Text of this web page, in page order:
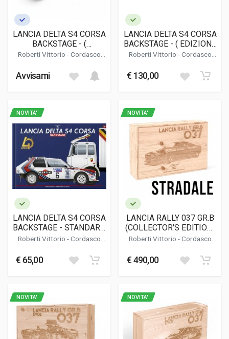
LANCIA DELTA S4 CORSA
BACKSTAGE - (
COLLECTOR'S EDITION )
Roberti Vittorio -Cordasco
Avvisami
LANCIA DELTA S4 CORSA
BACKSTAGE - ( EDIZIONE
LIMITATA / LIMITED
Roberti Vittorio -Cordasco
€ 130,00
NOVITA'
LANCIA DELTA S4 CORSA
BACKSTAGE - STANDARD
EDITION
Roberti Vittorio -Cordasco
€ 65,00
NOVITA'
LANCIA RALLY 037 GR.B
(COLLECTOR'S EDITION)
- STRADALE
Roberti Vittorio -Cordasco
€ 490,00
NOVITA' NOVITA'